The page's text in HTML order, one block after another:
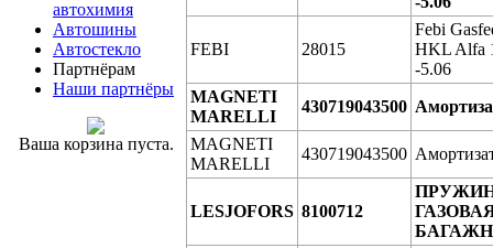
автохимия
Автошины
Автостекло
Партнёрам
Наши партнёры
Ваша корзина пуста.
FEBI 28015
Febi
HKL Alfa
-5.06
MAGNETI
MARELLI
430719043500
MAGNETI
MARELLI
430719043500
LESJOFORS 8100712